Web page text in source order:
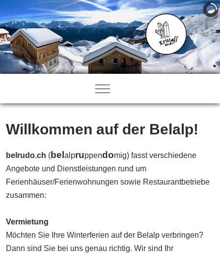
Mobile Menu Toggle
Willkommen auf der Belalp!
belrudo.ch ( bel alpruppendomig) fasst verschiedene
Angebote und Dienstleistungen rund um
Ferienhäuser/Ferienwohnungen sowie Restaurantbetriebe
zusammen:
Vermietung
Möchten Sie Ihre Winterferien auf der Belalp verbringen?
Dann sind Sie bei uns genau richtig. Wir sind Ihr